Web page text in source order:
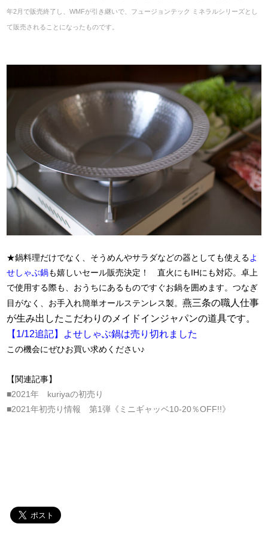
年2月で販売終了し、WMFが引き継いで、フュージョンテック ミネラルシリーズとし
て販売されることになったものです。
★鍋料理だけでなく、そうめんやサラダなどの器としても使えるよ
せしゃぶ鍋も嬉しいセール販売決定！直火にもIHにも対応。卓上
で使用する際も、おうちにあるものですぐお鍋を囲めます。つなぎ
目がなく、お手入れ簡単オールステンレス製。燕三条の職人仕事
が生み出したこだわりのメイドインジャパンの道具です。
【1/12追記】よせしゃぶ鍋は売り切れました
この機会にぜひお買い求めください♪
【関連記事】
■2021年 kuriyaの初売り
■2021年初売り情報 第1弾《ミニギャッベ10-20％OFF!!》